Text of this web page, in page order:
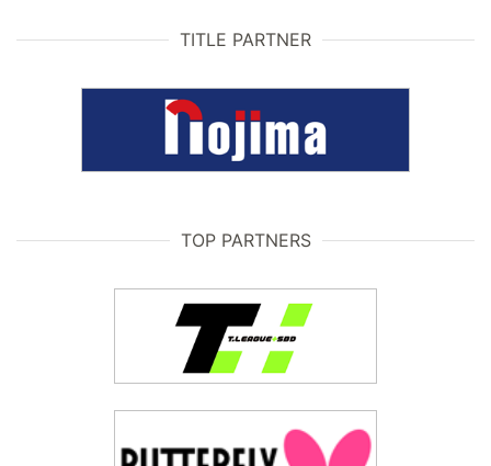
TITLE PARTNER
TOP PARTNERS